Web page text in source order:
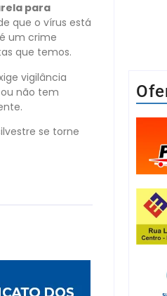
para
que o vírus está
um crime
que temos.
vigilância
não tem
se torne